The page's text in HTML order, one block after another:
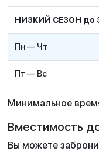
НИЗКИЙ СЕЗОН до
Пн — Чт
Пт — Вс
Минимальное
Вместимость
Вы можете